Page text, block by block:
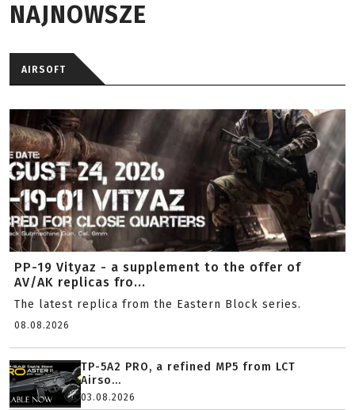
NAJNOWSZE
AIRSOFT
PP-19 Vityaz - a supplement to the offer of
AV/AK replicas fro...
The latest replica from the Eastern Block series.
08.08.2026
TP-5A2 PRO, a refined MP5 from LCT
Airso...
03.08.2026